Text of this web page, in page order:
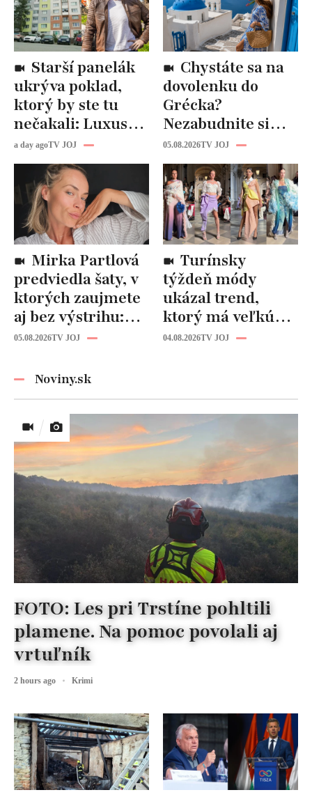
ukrýva poklad,
ktorý by ste tu
nečakali: Luxusná
kuchyňa aj
kúpeľňa ako z
novostavby!
a day agoTV JOJ
dovolenku do
Grécka?
Nezabudnite si
odtiaľ uloviť tieto
štýlové kúsky
05.08.2026TV JOJ
predviedla šaty, v
ktorých zaujmete
aj bez výstrihu:
Ich čaro je v tomto
05.08.2026TV JOJ
týždeň módy
ukázal trend,
ktorý má veľkú
budúcnosť: Počuli
04.08.2026TV JOJ
Noviny.sk
FOTO: Les pri Trstíne pohltili
plamene. Na pomoc povolali aj
vrtuľník
2 hours ago Krimi